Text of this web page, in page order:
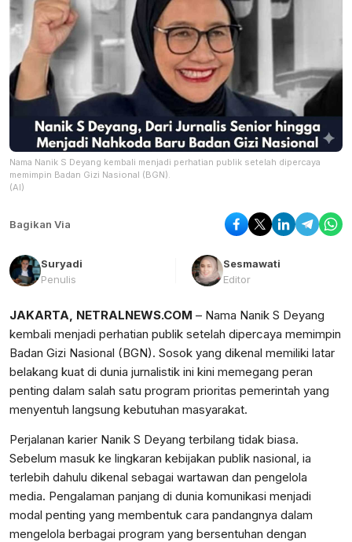
Nama Nanik S Deyang kembali menjadi perhatian publik setelah dipercaya
memimpin Badan Gizi Nasional (BGN).
(AI)
Bagikan Via
Suryadi
Penulis
Sesmawati
Editor
JAKARTA, NETRALNEWS.COM – Nama Nanik S Deyang
kembali menjadi perhatian publik setelah dipercaya memimpin
Badan Gizi Nasional (BGN). Sosok yang dikenal memiliki latar
belakang kuat di dunia jurnalistik ini kini memegang peran
penting dalam salah satu program prioritas pemerintah yang
menyentuh langsung kebutuhan masyarakat.
Perjalanan karier Nanik S Deyang terbilang tidak biasa.
Sebelum masuk ke lingkaran kebijakan publik nasional, ia
terlebih dahulu dikenal sebagai wartawan dan pengelola
media. Pengalaman panjang di dunia komunikasi menjadi
modal penting yang membentuk cara pandangnya dalam
mengelola berbagai program yang bersentuhan dengan